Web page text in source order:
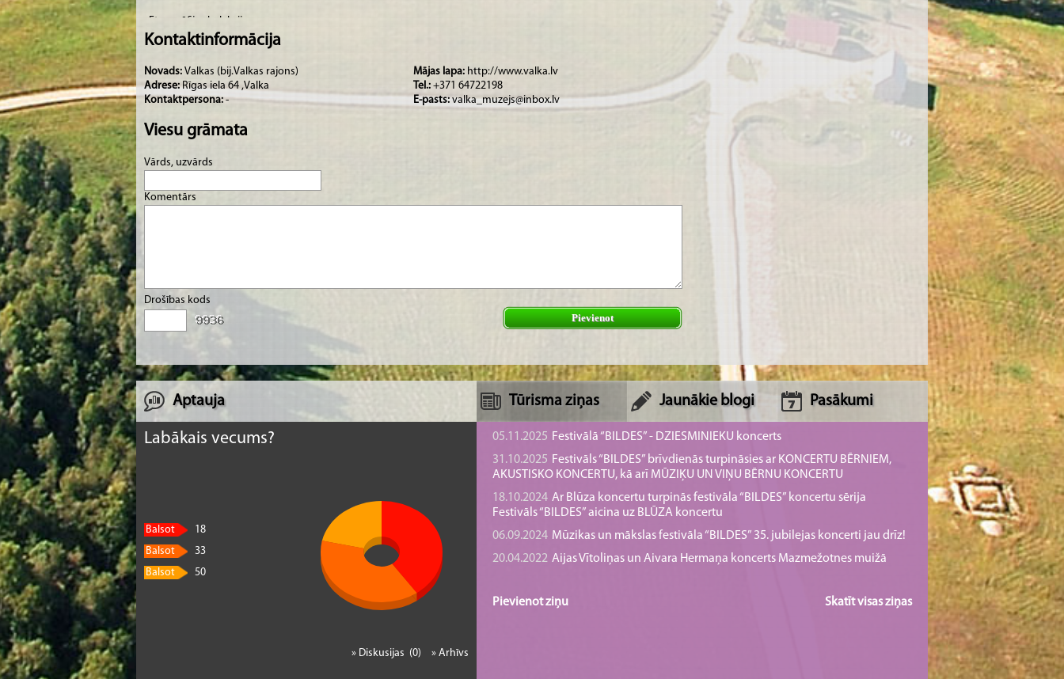
· Etnogrāfijas kolekciju;
· Gida pakalpojumus ekskursijām pa Valkas pilsētu un rajonu;
· Piedalīšanos gadskārtu ieražu svinēšanā, vienkāršu sadzīves priekšmetu, rotājumu gatavošana
Otrdiena – Piektdiena 11.00-18.00
1.oktobris – 14.maijs
Pirmdiena – Piektdiena 10.00-17.00
Ieejas maksa: Ls 1,00
Kontaktinformācija
Novads: Valkas (bij.Valkas rajons)
Adrese:Rīgas iela 64 ,Valka
Kontaktpersona:-
Mājas lapa: http://www.valka.lv
Tel.: +371 64722198
E-pasts:valka_muzejs@inbox.lv
Viesu grāmata
Vārds, uzvārds
Komentārs
Drošības kods
Pievienot
Aptauja
Labākais vecums?
Balsot
18
Balsot
33
Balsot
50
» Arhīvs
» Diskusijas (0)
Tūrisma ziņas Jaunākie blogi Pasākumi
05.11.2025 Festivālā “BILDES” - DZIESMINIEKU koncerts
31.10.2025 Festivāls “BILDES” brīvdienās turpināsies ar KONCERTU BĒRNIEM,
AKUSTISKO KONCERTU, kā arī MŪZIĶU UN VIŅU BĒRNU KONCERTU
18.10.2024 Ar Blūza koncertu turpinās festivāla “BILDES” koncertu sērija
Festivāls “BILDES” aicina uz BLŪZA koncertu
06.09.2024 Mūzikas un mākslas festivāla “BILDES” 35. jubilejas koncerti jau drīz!
20.04.2022 Aijas Vītoliņas un Aivara Hermaņa koncerts Mazmežotnes muižā
Skatīt visas ziņas
Pievienot ziņu